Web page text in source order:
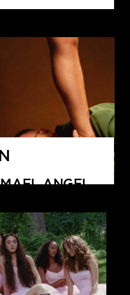
ANGEL